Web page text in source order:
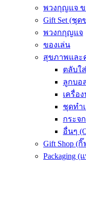
พวงกุญแจ
Gift Set (ชุ
พวงกกุญแจ
ของเล่น
สุขภาพและ
ตลับใ
ลูกบอ
เครื่อ
ชุดทำ
กระจก
อื่นๆ
Gift Shop (
Packaging (